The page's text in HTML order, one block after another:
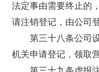
法定事由需要终止的
请注销登记，由公司
第三十八条公司设
机关申请登记，领取